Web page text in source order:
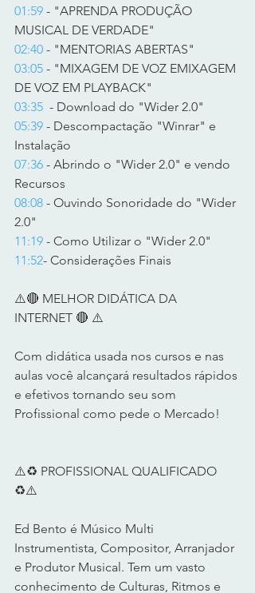
01:59 - "APRENDA PRODUÇÃO
MUSICAL DE VERDADE"
02:40 - "MENTORIAS ABERTAS"
03:05 - "MIXAGEM DE VOZ EMIXAGEM
DE VOZ EM PLAYBACK"
03:35
  - Download do "Wider 2.0"
05:39 - Descompactação "Winrar" e
Instalação
07:36 - Abrindo o "Wider 2.0" e vendo
Recursos
08:08 - Ouvindo Sonoridade do "Wider
2.0"
11:19 - Como Utilizar o "Wider 2.0"
11:52- Considerações Finais
⚠️🔴 MELHOR DIDÁTICA DA
INTERNET 🔴 ⚠️
Com didática usada nos cursos e nas
aulas você alcançará resultados rápidos
e efetivos tornando seu som
Profissional como pede o Mercado!
⚠️♻️ PROFISSIONAL QUALIFICADO
♻️⚠️
Ed Bento é Músico Multi
Instrumentista, Compositor, Arranjador
e Produtor Musical. Tem um vasto
conhecimento de Culturas, Ritmos e